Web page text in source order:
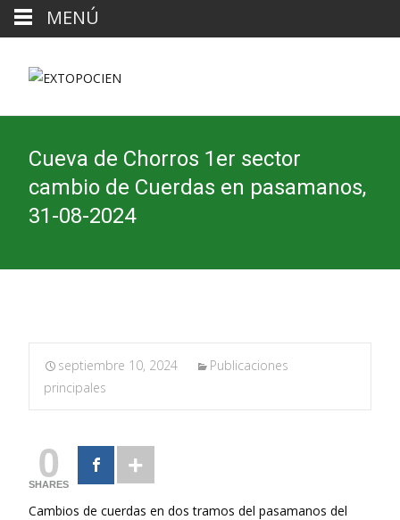
Cueva de Chorros 1er sector
cambio de Cuerdas en pasamanos,
31-08-2024
septiembre 10, 2024
Publicaciones
principales
0
SHARES
Cambios de cuerdas en dos tramos del pasamanos del
MENÚ